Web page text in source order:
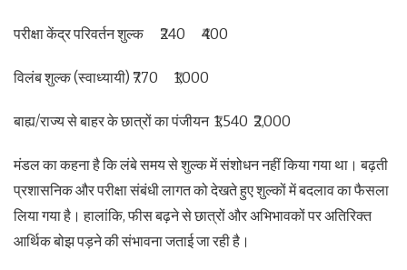
परीक्षा केंद्र परिवर्तन शुल्क ₹240 ₹400
विलंब शुल्क (स्वाध्यायी) ₹770 ₹1,000
बाह्य/राज्य से बाहर के छात्रों का पंजीयन ₹1,540 ₹2,000
मंडल का कहना है कि लंबे समय से शुल्क में संशोधन नहीं किया गया था। बढ़ती
प्रशासनिक और परीक्षा संबंधी लागत को देखते हुए शुल्कों में बदलाव का फैसला
लिया गया है। हालांकि, फीस बढ़ने से छात्रों और अभिभावकों पर अतिरिक्त
आर्थिक बोझ पड़ने की संभावना जताई जा रही है।